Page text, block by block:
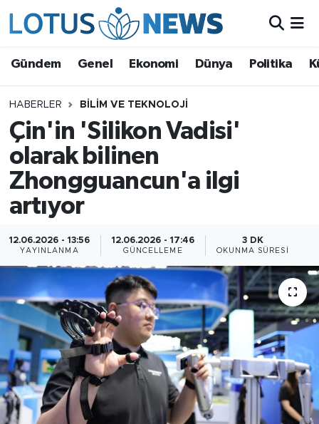
Gündem Genel Ekonomi Dünya Politika
HABERLER BILIM VE TEKNOLOJI
Çin'in 'Silikon Vadisi'
olarak bilinen
Zhongguancun'a ilgi
artıyor
12.06.2026 - 13:56
YAYINLANMA
12.06.2026 - 17:46
GÜNCELLEME
3 DK
OKUNMA SÜRESI
Ekonomi
Dünya
Politika
Kültür - Sanat ve Tarih
Yaşam
Bilim ve Teknoloji
Çin Fuarları
Gündem
Video
Sağlık